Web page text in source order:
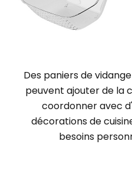
Des paniers de
peuvent ajouter de la
coordonner avec
décorations de
besoins